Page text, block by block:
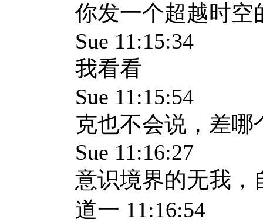
你发一个超越时空
Sue 11:15:34
我看看
Sue 11:15:54
克也不会说，差
Sue 11:16:27
意识境界的无我，
道一 11:16:54